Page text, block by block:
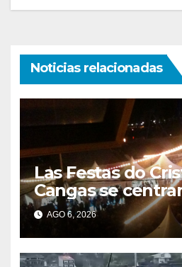
Noticias relacionadas
Las Festas do
Cangas se
gallegos
AGO 6, 2026